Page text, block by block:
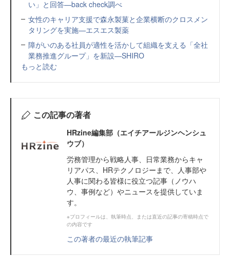
い」と回答—back check調べ
女性のキャリア支援で森永製菓と企業横断のクロスメン
タリングを実施—エスエス製薬
障がいのある社員が適性を活かして組織を支える「全社
業務推進グループ」を新設—SHIRO
もっと読む
この記事の著者
HRzine編集部（エイチアールジンヘンシュ
ウブ）
労務管理から戦略人事、日常業務からキャ
リアパス、HRテクノロジーまで、人事部や
人事に関わる皆様に役立つ記事（ノウハ
ウ、事例など）やニュースを提供していま
す。
※プロフィールは、執筆時点、または直近の記事の寄稿時点で
の内容です
この著者の最近の執筆記事